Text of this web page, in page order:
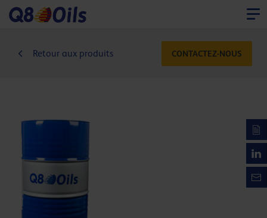
Retour aux produits CONTACTEZ-NOUS